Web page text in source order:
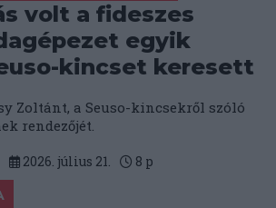
volt a fideszes
egyik
kincset keresett
Zoltánt, a Seuso-kincsekről szóló
rendezőjét.
2026. július 21. 8 p